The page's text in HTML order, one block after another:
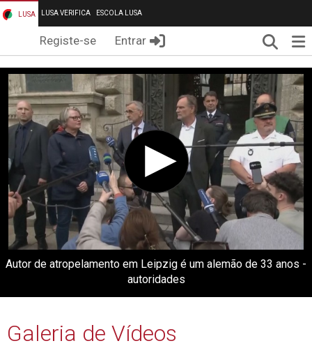
LUSA LUSA VERIFICA ESCOLA LUSA
Registe-se Entrar
Autor de atropelamento em Leipzig é um alemão de 33 anos -
autoridades
Galeria de Vídeos